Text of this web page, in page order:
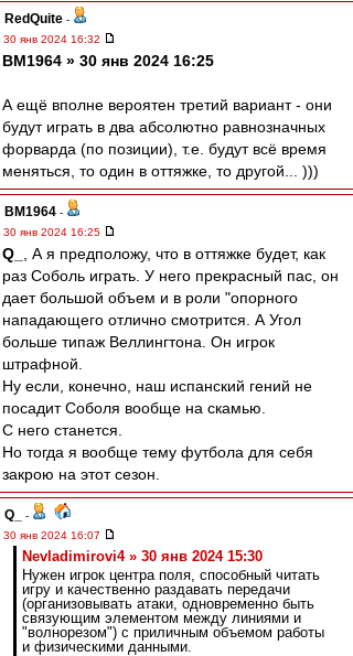
RedQuite -
30 янв 2024 16:32
BM1964 » 30 янв 2024 16:25
А ещё вполне вероятен третий вариант - они
будут играть в два абсолютно равнозначных
форварда (по позиции), т.е. будут всё время
меняться, то один в оттяжке, то другой... )))
BM1964 -
30 янв 2024 16:25
Q_
, А я предположу, что в оттяжке будет, как
раз Соболь играть. У него прекрасный пас, он
дает большой объем и в роли "опорного
нападающего отлично смотрится. А Угол
больше типаж Веллингтона. Он игрок
штрафной.
Ну если, конечно, наш испанский гений не
посадит Соболя вообще на скамью.
С него станется.
Но тогда я вообще тему футбола для себя
закрою на этот сезон.
Q_
-
30 янв 2024 16:07
Nevladimirovi4 » 30 янв 2024 15:30
Нужен игрок центра поля, способный читать
игру и качественно раздавать передачи
(организовывать атаки, одновременно быть
связующим элементом между линиями и
"волнорезом") с приличным объемом работы
и физическими данными.